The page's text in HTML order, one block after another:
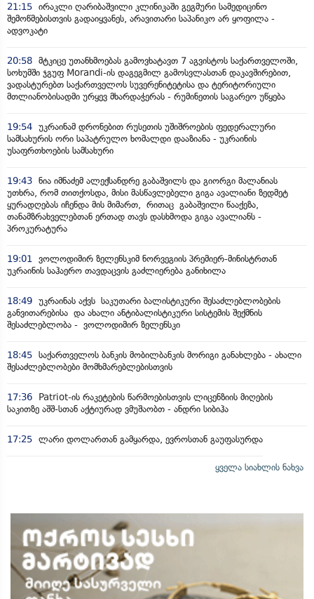
21:15 ირაკლი ღარიბაშვილი კლინიკაში გეგმური სამედიცინო
შემოწმებისთვის გადაიყვანეს, არავითარი საპანიკო არ ყოფილა -
ადვოკატი
20:58 მტკიცე უთანხმოებას გამოვხატავთ 7 აგვისტოს საქართველოში,
სოხუმში ჯგუფ Morandi-ის დაგეგმილ გამოსვლასთან დაკავშირებით,
ვადასტურებთ საქართველოს სუვერენიტეტისა და ტერიტორიული
მთლიანობისადმი ურყევ მხარდაჭერას - რუმინეთის საგარეო უწყება
19:54 უკრაინამ დრონებით რუსეთის უშიშროების ფედერალური
სამსახურის ორი საპატრულო ხომალდი დააზიანა - უკრაინის
უსაფრთხოების სამსახური
19:43 ნია იმნაძემ ალექსანდრე გაბაშვილს და გიორგი მალანიას
უთხრა, რომ თითქოსდა, მისი მასწავლებელი გიგა ავალიანი ზედმეტ
ყურადღებას იჩენდა მის მიმართ, რითაც გაბაშვილი წააქეზა,
თანამზრახველებთან ერთად თავს დასხმოდა გიგა ავალიანს -
პროკურატურა
19:01
ვოლოდიმირ ზელენსკიმ ნორვეგიის პრემიერ-მინისტრთან
უკრაინის საჰაერო თავდაცვის გაძლიერება განიხილა
18:49 უკრაინას აქვს საკუთარი ბალისტიკური შესაძლებლობების
განვითარებისა და ახალი ანტიბალისტიკური სისტემის შექმნის
შესაძლებლობა - ვოლოდიმირ ზელენსკი
18:45 საქართველოს ბანკის მობილბანკის მორიგი განახლება - ახალი
შესაძლებლობები მომხმარებლებისთვის
17:36
Patriot-ის რაკეტების წარმოებისთვის ლიცენზიის მიღების
საკითზე აშშ-სთან აქტიურად ვმუშაობთ - ანდრი სიბიჰა
17:25 ლარი დოლართან გამყარდა, ევროსთან გაუფასურდა
ყველა სიახლის ნახვა